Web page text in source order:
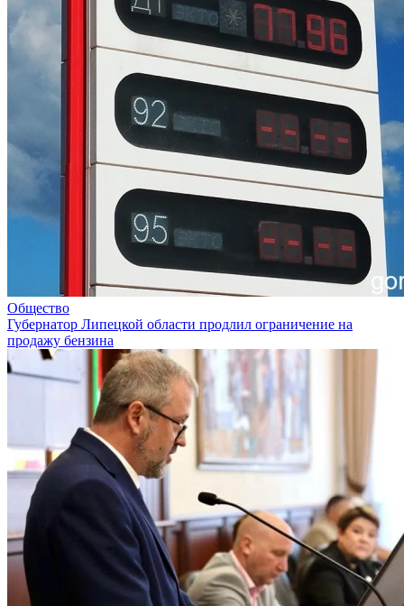
Общество
Губернатор Липецкой области продлил ограничение на
продажу бензина